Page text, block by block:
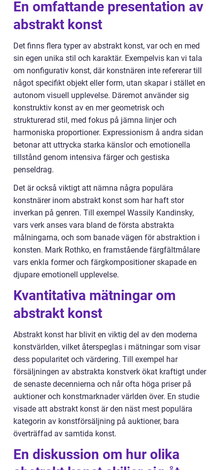
En omfattande presentation av
abstrakt konst
Det finns flera typer av abstrakt konst, var och en med
sin egen unika stil och karaktär. Exempelvis kan vi tala
om nonfigurativ konst, där konstnären inte refererar till
något specifikt objekt eller form, utan skapar i stället en
autonom visuell upplevelse. Däremot använder sig
konstruktiv konst av en mer geometrisk och
strukturerad stil, med fokus på jämna linjer och
harmoniska proportioner. Expressionism å andra sidan
betonar att uttrycka starka känslor och emotionella
tillstånd genom intensiva färger och gestiska
penseldrag.
Det är också viktigt att nämna några populära
konstnärer inom abstrakt konst som har haft stor
inverkan på genren. Till exempel Wassily Kandinsky,
vars verk anses vara bland de första abstrakta
målningarna, och som banade vägen för abstraktion i
konsten. Mark Rothko, en framstående färgfältmålare
vars enkla former och färgkompositioner skapade en
djupare emotionell upplevelse.
Kvantitativa mätningar om
abstrakt konst
Abstrakt konst har blivit en viktig del av den moderna
konstvärlden, vilket återspeglas i mätningar som visar
dess popularitet och värdering. Till exempel har
försäljningen av abstrakta konstverk ökat kraftigt under
de senaste decennierna och når ofta höga priser på
auktioner och konstmarknader världen över. En studie
visade att abstrakt konst är den näst mest populära
kategorin av konstförsäljning på auktioner, bara
överträffad av samtida konst.
En diskussion om hur olika